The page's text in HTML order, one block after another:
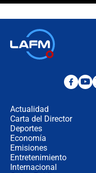
Actualidad
Carta del Director
Deportes
Economía
Emisiones
Entretenimiento
Internacional